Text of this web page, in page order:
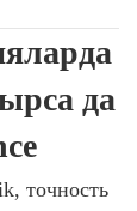
да
точность